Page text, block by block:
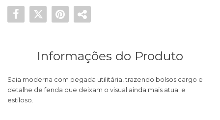
Informações do Produto
Saia moderna com pegada utilitária, trazendo bolsos cargo e
detalhe de fenda que deixam o visual ainda mais atual e
estiloso.